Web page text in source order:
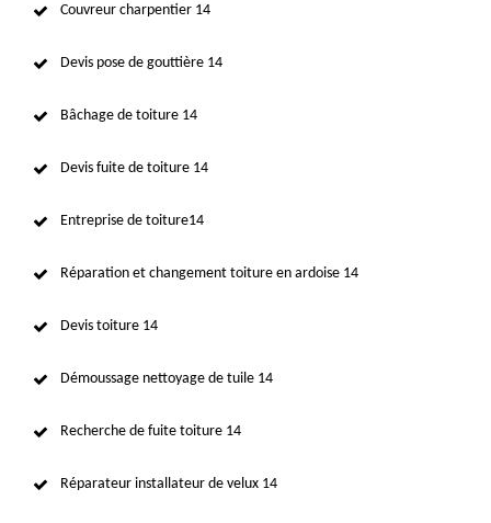
Couvreur charpentier 14
Devis pose de gouttière 14
Bâchage de toiture 14
Devis fuite de toiture 14
Entreprise de toiture14
Réparation et changement toiture en ardoise 14
Devis toiture 14
Démoussage nettoyage de tuile 14
Recherche de fuite toiture 14
Réparateur installateur de velux 14